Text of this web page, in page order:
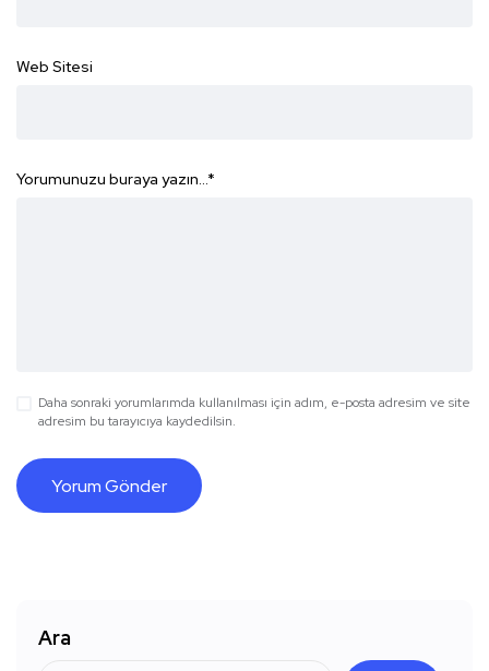
Web Sitesi
Yorumunuzu buraya yazın...*
Daha sonraki yorumlarımda kullanılması için adım, e-posta adresim ve site
adresim bu tarayıcıya kaydedilsin.
Ara